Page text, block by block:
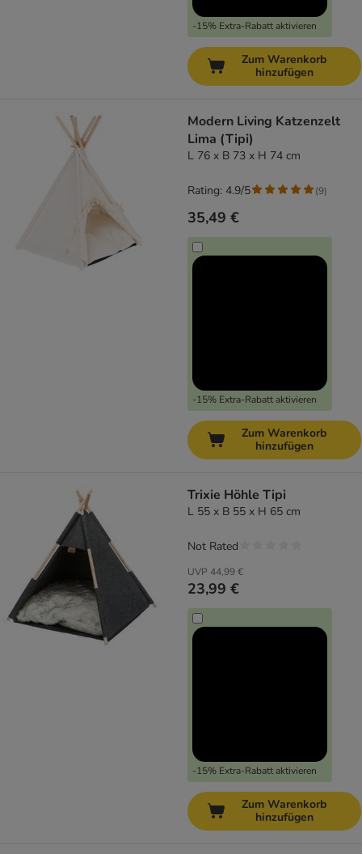
-15% Extra-Rabatt aktivieren
Zum Warenkorb
hinzufügen
Modern Living Katzenzelt
Lima (Tipi)
L 76 x B 73 x H 74 cm
35,49 €
-15% Extra-Rabatt aktivieren
Rating: 4.9/5 (9)
Zum Warenkorb
hinzufügen
Trixie Höhle Tipi
L 55 x B 55 x H 65 cm
UVP 44,99 €
23,99 €
-15% Extra-Rabatt aktivieren
Not Rated
Zum Warenkorb
hinzufügen